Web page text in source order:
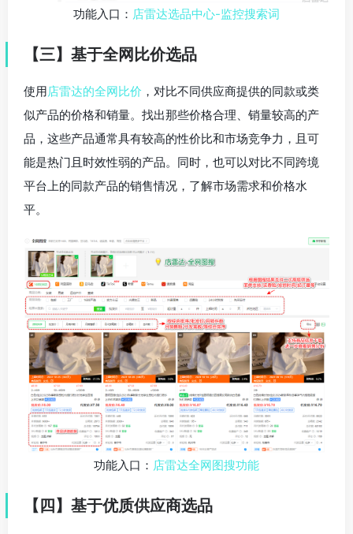
功能入口： 店雷达选品中心-监控搜索词
【三】 基于全网比价选品
使用店雷达的全网比价 ，对比不同供应商提供的同款或类
似产品的价格和销量。找出那些价格合理、销量较高的产
品，这些产品通常具有较高的性价比和市场竞争力，且可
能是热门且时效性弱的产品。同时，也可以对比不同跨境
平台上的同款产品的销售情况，了解市场需求和价格水
平。
功能入口： 店雷达全网图搜功能
【四】 基于优质供应商选品